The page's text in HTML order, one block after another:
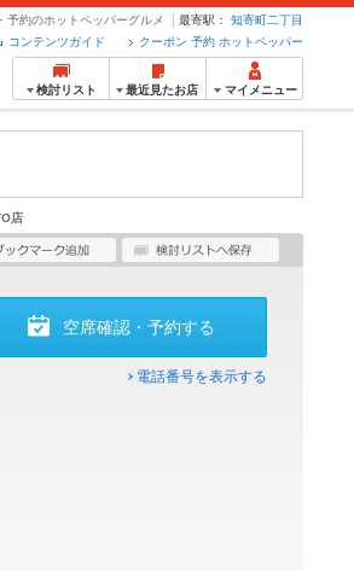
約のホットペッパーグルメ 最寄駅：
知寄町二丁目
クーポン 予約 ホットペッパー
コンテンツガイド
検討リスト 最近見たお店 マイメニュー
店
空席確認・予約する
電話番号を表示する